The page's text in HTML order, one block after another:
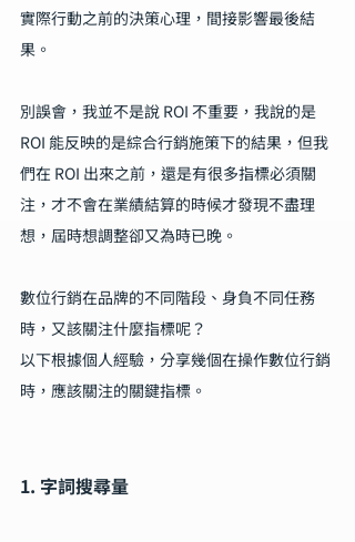
實際行動之前的決策心理，間接影響最後結
果。
別誤會，我並不是說 ROI 不重要，我說的是
ROI 能反映的是綜合行銷施策下的結果，但我
們在 ROI 出來之前，還是有很多指標必須關
注，才不會在業績結算的時候才發現不盡理
想，屆時想調整卻又為時已晚。
數位行銷在品牌的不同階段、身負不同任務
時，又該關注什麼指標呢？
以下根據個人經驗，分享幾個在操作數位行銷
時，應該關注的關鍵指標。
1. 字詞搜尋量